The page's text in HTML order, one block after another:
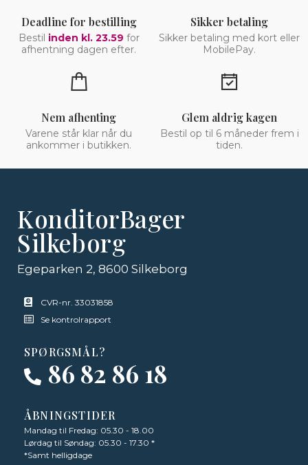
Deadline for bestilling
Bestil inden kl. 23.59 for
afhentning dagen efter.
Sikker betaling
Sikker betaling med kort eller
MobilePay.
Nem afhenting
Varene står klar når du
ankommer i butikken.
Glem aldrig kagen
Bestil op til 6 måneder frem i
tiden.
KonditorBager
Silkeborg
Egeparken 2, 8600 Silkeborg
CVR-nr. 33031858
Se kontrolrapport
SPØRGSMÅL?
86 82 86 18
ÅBNINGSTIDER
Mandag til Fredag: 05.30 - 18.00
Lørdag til Søndag: 05.30 - 17.30 *
*Samt helligdage